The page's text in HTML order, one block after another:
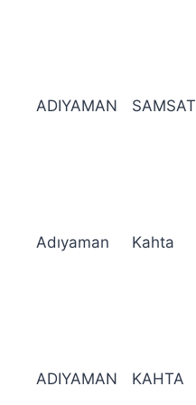
ADIYAMAN SAMSAT
Adıyaman Kahta
ADIYAMAN KAHTA